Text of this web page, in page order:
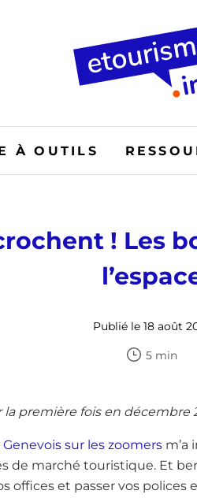
À OUTILS
! Les
Publié le 18 août
5 min
première fois en décembre
Genevois sur les zoomers m’a
de marché touristique. Et
offices et passer vos polices